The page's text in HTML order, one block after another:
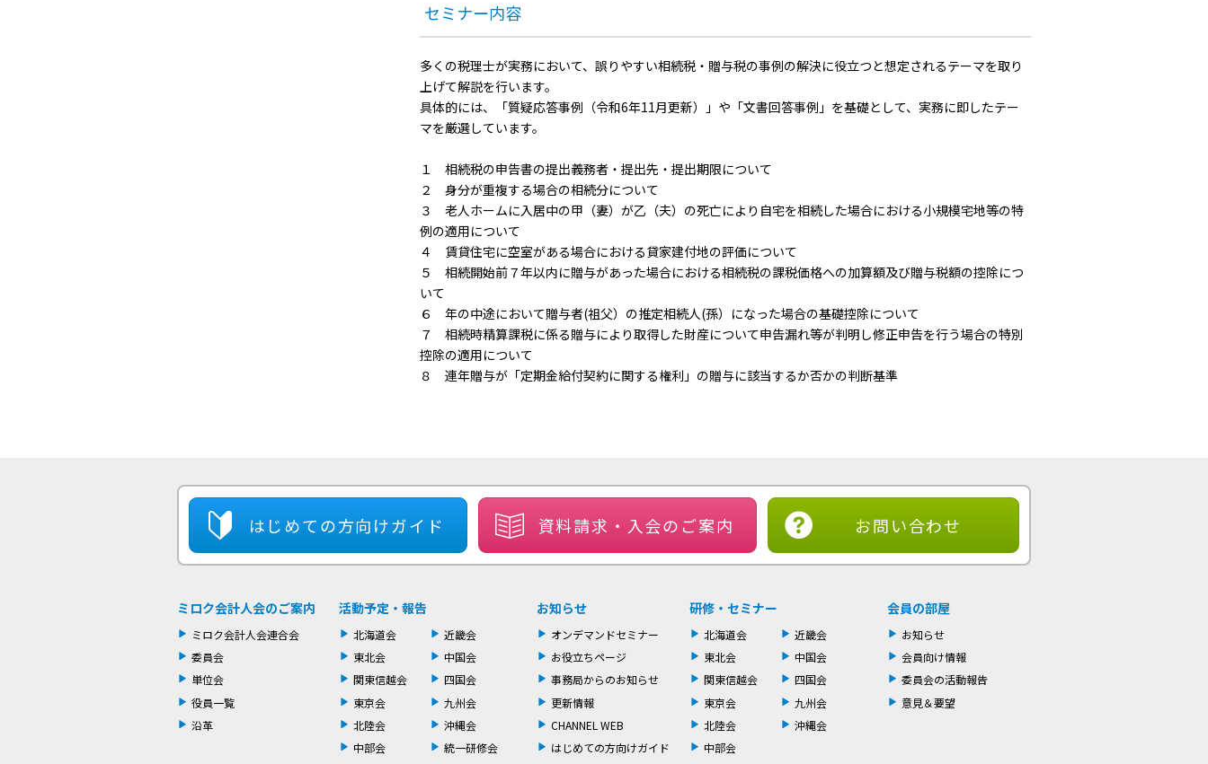
セミナー内容
多くの税理士が実務において、誤りやすい相続税・贈与税の事例の解決に役立つと想定されるテーマを取り
上げて解説を行います。
具体的には、「質疑応答事例（令和6年11月更新）」や「文書回答事例」を基礎として、実務に即したテー
マを厳選しています。
１ 相続税の申告書の提出義務者・提出先・提出期限について
２ 身分が重複する場合の相続分について
３ 老人ホームに入居中の甲（妻）が乙（夫）の死亡により自宅を相続した場合における小規模宅地等の特
例の適用について
４ 賃貸住宅に空室がある場合における貸家建付地の評価について
５ 相続開始前７年以内に贈与があった場合における相続税の課税価格への加算額及び贈与税額の控除につ
いて
６ 年の中途において贈与者(祖父）の推定相続人(孫）になった場合の基礎控除について
７ 相続時精算課税に係る贈与により取得した財産について申告漏れ等が判明し修正申告を行う場合の特別
控除の適用について
８ 連年贈与が「定期金給付契約に関する権利」の贈与に該当するか否かの判断基準
はじめての方向けガイド 資料請求・ 入会のご案内 お問い合わせ
ミロク会計人会のご案内
ミロク会計人会連合会
委員会
単位会
役員一覧
沿革
活動予定・報告
北海道会
東北会
関東信越会
東京会
北陸会
中部会
近畿会
中国会
四国会
九州会
沖縄会
統一研修会
お知らせ
オンデマンドセミナー
お役立ちページ
事務局からのお知らせ
更新情報
CHANNEL WEB
はじめての方向けガイド
研修・セミナー
北海道会
東北会
関東信越会
東京会
北陸会
中部会
近畿会
中国会
四国会
九州会
沖縄会
会員の部屋
お知らせ
会員向け情報
委員会の活動報告
意見＆要望